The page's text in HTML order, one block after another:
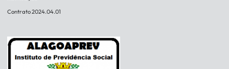
Contrato 2024.04.01